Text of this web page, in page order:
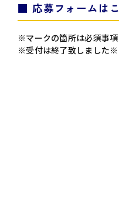
■ 応募フォームは
※マークの箇所は必須事項
※受付は終了致しました※